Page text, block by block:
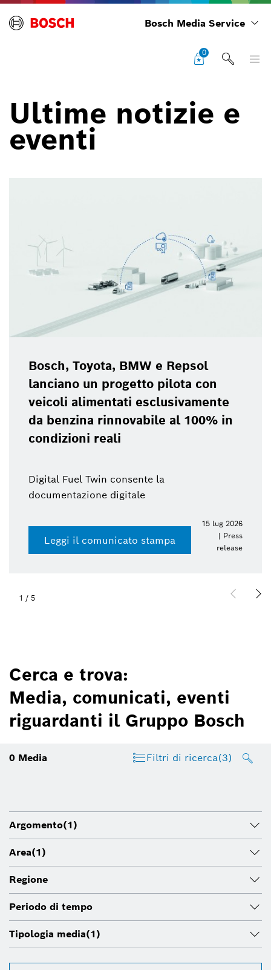
Bosch Media Service
0
Ultime notizie e
eventi
Bosch, Toyota, BMW e Repsol
lanciano un progetto pilota con
veicoli alimentati esclusivamente
da benzina rinnovabile al 100% in
condizioni reali
Digital Fuel Twin consente la
documentazione digitale
Leggi il comunicato stampa
15 lug 2026
| Press
release
1 / 5
Cerca e trova:
Media, comunicati, eventi
riguardanti il Gruppo Bosch
0 Media Filtri di ricerca(3)
Argomento(1)
Area(1)
Regione
Periodo di tempo
Tipologia media(1)